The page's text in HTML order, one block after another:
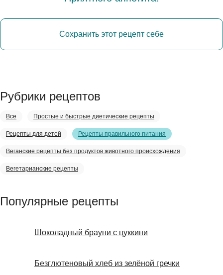
Сохранить этот рецепт себе
Рубрики рецептов
Все Простые и быстрые диетические рецепты
Рецепты для детей Рецепты правильного питания
Веганские рецепты без продуктов животного происхождения
Вегетарианские рецепты
Популярные рецепты
Шоколадный брауни с цуккини
Безглютеновый хлеб из зелёной гречки